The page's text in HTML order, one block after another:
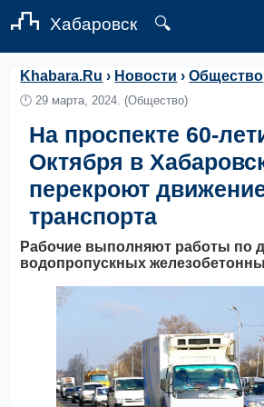
Хабаровск 🔍
Khabara.Ru › Новости ›Общество
🕛29 марта, 2024. (Общество)
На проспекте 60-
Октября в
перекроют
транспорта
Рабочие выполняют работы по
водопропускных